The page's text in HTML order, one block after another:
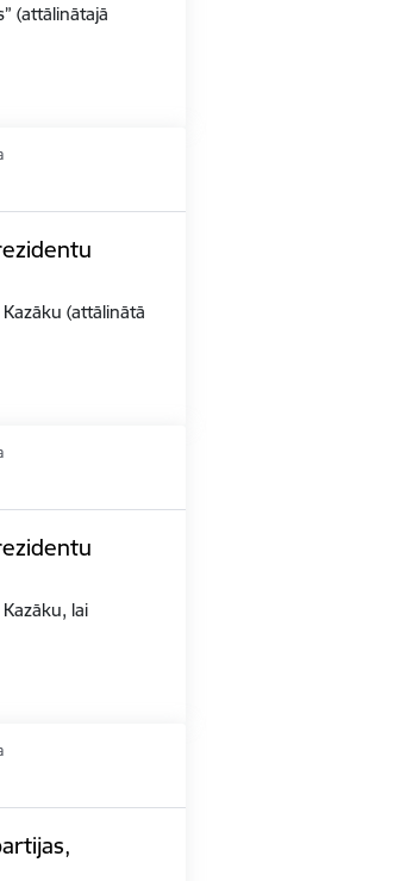
(attālinātajā
(attālinātā
lai